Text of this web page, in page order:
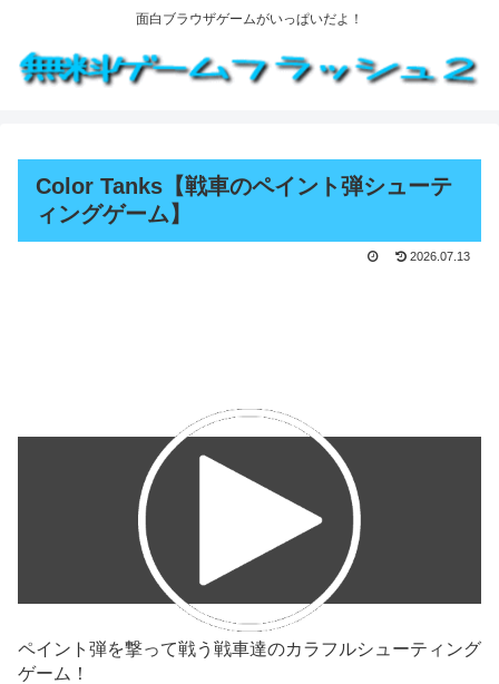
面白ブラウザゲームがいっぱいだよ！
Color Tanks【戦車のペイント弾シューテ
ィングゲーム】
2026.07.13
ペイント弾を撃って戦う戦車達のカラフルシューティング
ゲーム！